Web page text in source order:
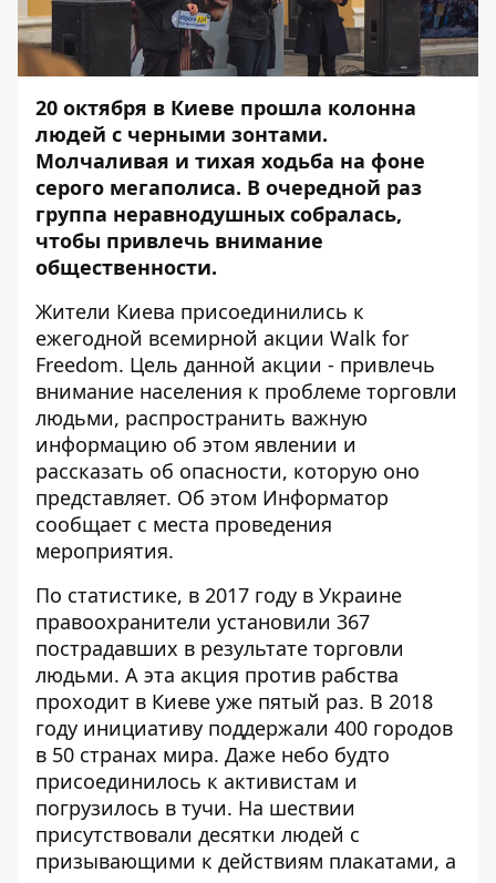
20 октября в Киеве прошла колонна
людей с черными зонтами.
Молчаливая и тихая ходьба на фоне
серого мегаполиса. В очередной раз
группа неравнодушных собралась,
чтобы привлечь внимание
общественности.
Жители Киева присоединились к
ежегодной всемирной акции Walk for
Freedom. Цель данной акции - привлечь
внимание населения к проблеме торговли
людьми, распространить важную
информацию об этом явлении и
рассказать об опасности, которую оно
представляет. Об этом Информатор
сообщает с места проведения
мероприятия.
По статистике, в 2017 году в Украине
правоохранители установили 367
пострадавших в результате торговли
людьми. А эта акция против рабства
проходит в Киеве уже пятый раз. В 2018
году инициативу поддержали 400 городов
в 50 странах мира. Даже небо будто
присоединилось к активистам и
погрузилось в тучи. На шествии
присутствовали десятки людей с
призывающими к действиям плакатами, а